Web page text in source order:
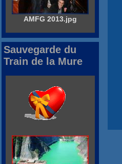
AMFG 2013.jpg
Sauvegarde du
Train de la Mure